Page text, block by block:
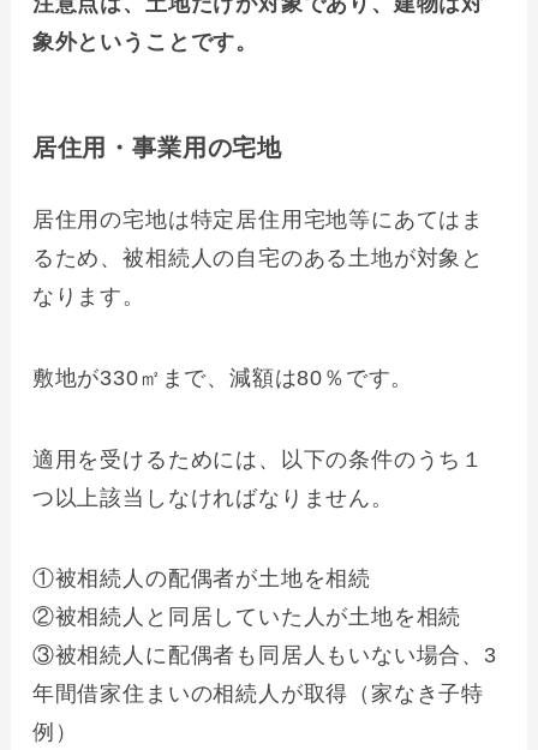
象外ということです。
居住用・事業用の宅地
居住用の宅地は特定居住用宅地等にあてはま
るため、被相続人の自宅のある土地が対象と
なります。
敷地が330㎡まで、減額は80％です。
適用を受けるためには、以下の条件のうち１
つ以上該当しなければなりません。
①被相続人の配偶者が土地を相続
②被相続人と同居していた人が土地を相続
③被相続人に配偶者も同居人もいない場合、3
年間借家住まいの相続人が取得（家なき子特
例）